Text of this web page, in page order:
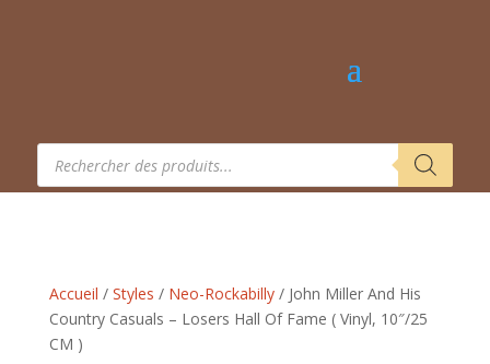
Recherche
produits
Accueil / Styles / Neo-Rockabilly/ John Miller And His
Country Casuals – Losers Hall Of Fame ( Vinyl, 10″/25
CM )